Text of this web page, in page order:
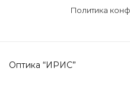
Политика
Оптика “ИРИС”